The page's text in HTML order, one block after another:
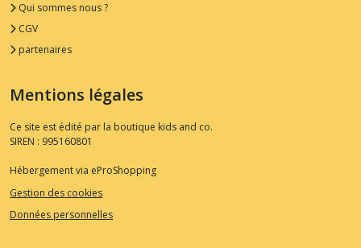
Qui sommes nous ?
CGV
partenaires
Mentions légales
Ce site est édité par la boutique kids and co.
SIREN : 995160801
Hébergement via eProShopping
Gestion des cookies
Données personnelles